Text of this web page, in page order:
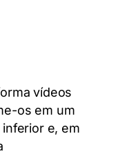
vídeos
os em um
e, em